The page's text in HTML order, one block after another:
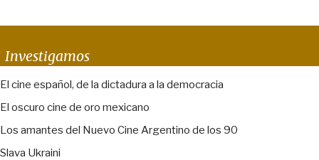
Investigamos
El cine español, de la dictadura a la democracia
El oscuro cine de oro mexicano
Los amantes del Nuevo Cine Argentino de los 90
Slava Ukraini